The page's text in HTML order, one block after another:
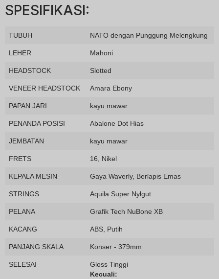
SPESIFIKASI:
TUBUH NATO dengan Punggung Melengkung
LEHER Mahoni
HEADSTOCK Slotted
VENEER HEADSTOCK Amara Ebony
PAPAN JARI kayu mawar
PENANDA POSISI Abalone Dot Hias
JEMBATAN kayu mawar
FRETS 16, Nikel
KEPALA MESIN Gaya Waverly, Berlapis Emas
STRINGS Aquila Super Nylgut
PELANA Grafik Tech NuBone XB
KACANG ABS, Putih
PANJANG SKALA Konser - 379mm
SELESAI
Gloss Tinggi
Kecuali: